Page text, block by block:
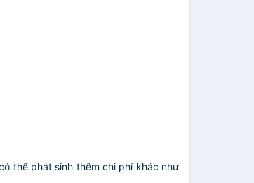
thể phát sinh thêm chi phí khác như